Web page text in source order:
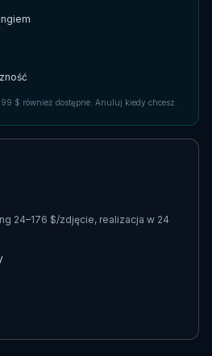
$ również dostępne. Anuluj kiedy chcesz.
24–176 $/zdjęcie, realizacja w 24